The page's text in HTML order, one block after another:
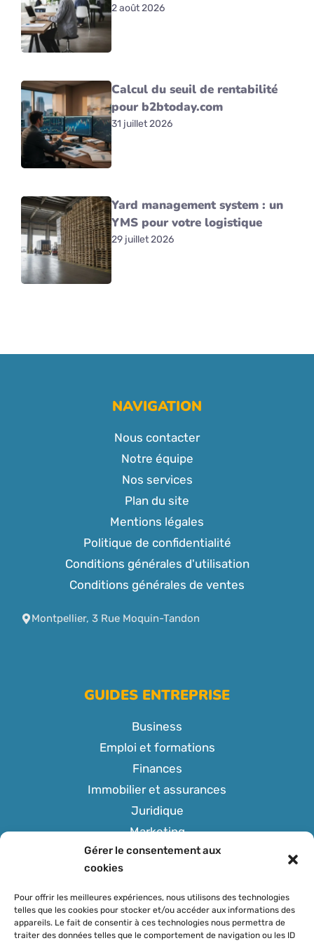
Gérer le consentement aux
cookies
Pour offrir les meilleures expériences, nous utilisons des technologies
telles que les cookies pour stocker et/ou accéder aux informations des
appareils. Le fait de consentir à ces technologies nous permettra de
traiter des données telles que le comportement de navigation ou les ID
2 août 2026
Calcul du seuil de rentabilité
pour b2btoday.com
31 juillet 2026
Yard management system : un
YMS pour votre logistique
29 juillet 2026
NAVIGATION
Nous contacter
Notre équipe
Nos services
Plan du site
Mentions légales
Politique de confidentialité
Conditions générales d'utilisation
Conditions générales de ventes
Montpellier, 3 Rue Moquin-Tandon
GUIDES ENTREPRISE
Business
Emploi et formations
Finances
Immobilier et assurances
Juridique
Marketing
Tech
SUIVEZ-NOUS